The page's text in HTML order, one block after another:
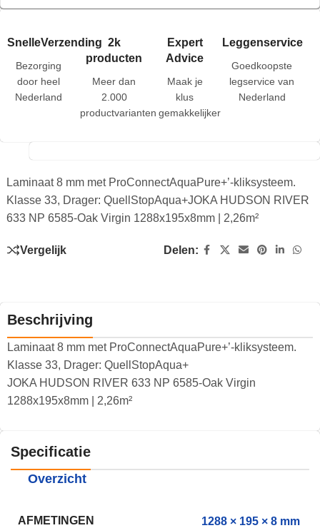
SnelleVerzending
Bezorging
door heel
Nederland
2k
producten
Meer dan
2.000
productvarianten
Expert
Advice
Maak je
klus
gemakkelijker
Leggenservice
Goedkoopste
legservice van
Nederland
Laminaat 8 mm met ProConnectAquaPure+’-kliksysteem.
Klasse 33, Drager: QuellStopAqua+JOKA HUDSON RIVER
633 NP 6585-Oak Virgin 1288x195x8mm | 2,26m²
Vergelijk Delen:
Beschrijving
Laminaat 8 mm met ProConnectAquaPure+’-kliksysteem.
Klasse 33, Drager: QuellStopAqua+
JOKA HUDSON RIVER 633 NP 6585-Oak Virgin
1288x195x8mm | 2,26m²
Specificatie
Overzicht
AFMETINGEN 1288 × 195 × 8 mm